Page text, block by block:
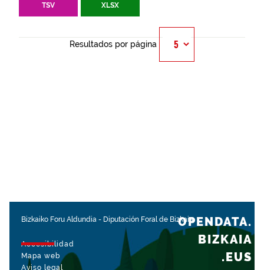
TSV XLSX
Resultados por página
Bizkaiko Foru Aldundia - Diputación Foral de Bizkaia
Accesibilidad
Mapa web
Aviso legal
OPENDATA.
BIZKAIA
.EUS